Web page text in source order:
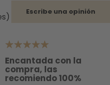
Escribe una opinión
5Encantada con la
compra, las
recomiendo 100%